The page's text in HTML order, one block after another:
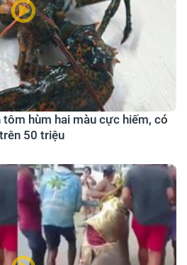
hùm hai màu cực hiếm, có
50 triệu